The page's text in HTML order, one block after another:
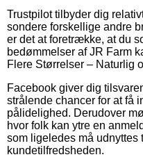
Trustpilot tilbyder dig
sondere forskellige andre
er det at foretrække, at du
bedømmelser af JR Farm
Flere Størrelser – Naturlig
Facebook giver dig
strålende chancer for at få
pålidelighed. Derudover
hvor folk kan ytre en
som ligeledes må udnyttes
kundetilfredsheden.